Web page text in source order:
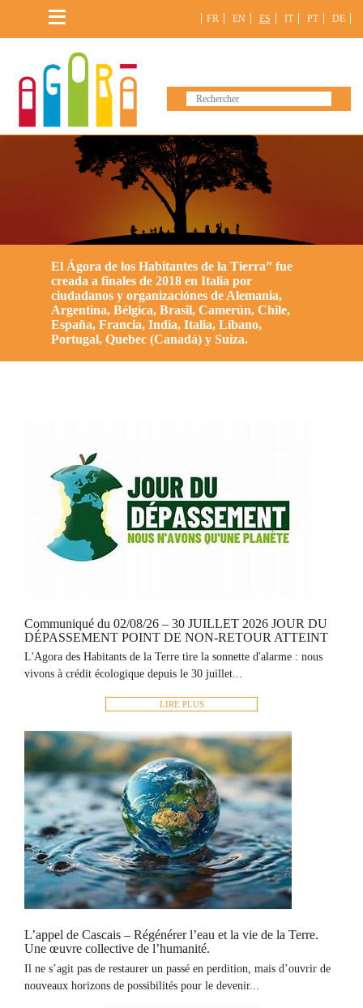
contenido
FR EN ES IT PT DE
El Ágora de los Habitantes de la Tierra” fue
creada a finales de 2018 en Italia por
ciudadanos y organizaciónes de Alemania,
Argentina, Bélgica, Brasil, Camerún, Chile,
España, Francia, India, Italia, Líbano,
Portugal, Quebec (Canadá) y Suiza.
Communiqué du 02/08/26 – 30 JUILLET 2026 JOUR DU
DÉPASSEMENT POINT DE NON-RETOUR ATTEINT
L'Agora des Habitants de la Terre tire la sonnette d'alarme : nous
vivons à crédit écologique depuis le 30 juillet...
LIRE PLUS
L’appel de Cascais – Régénérer l’eau et la vie de la Terre.
Une œuvre collective de l’humanité.
Il ne s’agit pas de restaurer un passé en perdition, mais d’ouvrir de
nouveaux horizons de possibilités pour le devenir...